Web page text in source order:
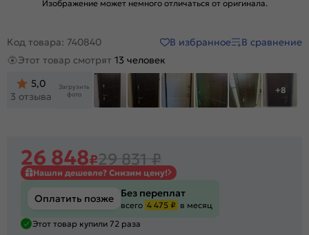
Изображение может немного отличаться от оригинала.
Код товара: 740840 В избранное
В сравнение
Этот товар смотрят 13 человек
5,0
3 отзыва
Загрузить
фото
+8
26 848₽29 831₽
Нашли дешевле? Снизим цену!
Оплатить позже Без переплат
всего 4 475 ₽ в месяц
Этот товар купили 72 раза